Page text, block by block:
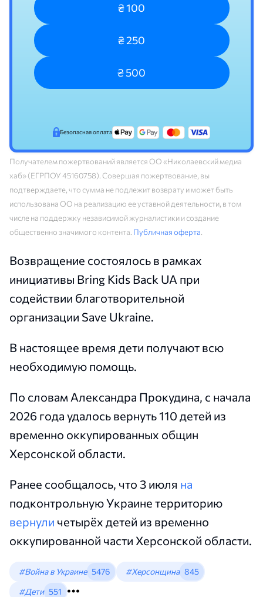
₴ 100
₴ 250
₴ 500
Безопасная оплата
Получателем пожертвований является ОО «Николаевский медиа
хаб» (ЕГРПОУ 45160758). Совершая пожертвование, вы
подтверждаете, что сумма не подлежит возврату и может быть
использована ОО на реализацию ее уставной деятельности, в том
числе на поддержку независимой журналистики и создание
общественно значимого контента. Публичная оферта.
Возвращение состоялось в рамках
инициативы Bring Kids Back UA при
содействии благотворительной
организации Save Ukraine.
В настоящее время дети получают всю
необходимую помощь.
По словам Александра Прокудина, с начала
2026 года удалось вернуть 110 детей из
временно оккупированных общин
Херсонской области.
Ранее сообщалось, что 3 июля на
подконтрольную Украине территорию
вернули четырёх детей из временно
оккупированной части Херсонской области.
#Война в Украине 5476 #Херсонщина 845
#Дети 551